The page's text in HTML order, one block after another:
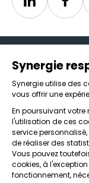
Linkedin
Icône
Candidats
Entreprises
Icône
Nos agences
Icône
Conditions
Protection des
Lanceur d'alertes